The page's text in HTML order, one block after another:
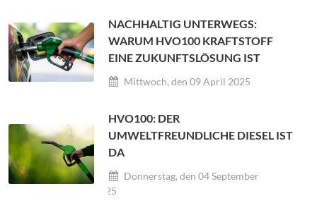
NACHHALTIG UNTERWEGS:
WARUM HVO100 KRAFTSTOFF
EINE ZUKUNFTSLÖSUNG IST
Mittwoch, den 09 April 2025
HVO100: DER
UMWELTFREUNDLICHE DIESEL IST
DA
Donnerstag, den 04 September
2025